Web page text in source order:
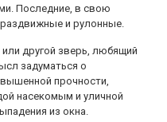
Последние, в свою
и рулонные.
другой зверь, любящий
задуматься о
прочности,
насекомым и уличной
из окна.